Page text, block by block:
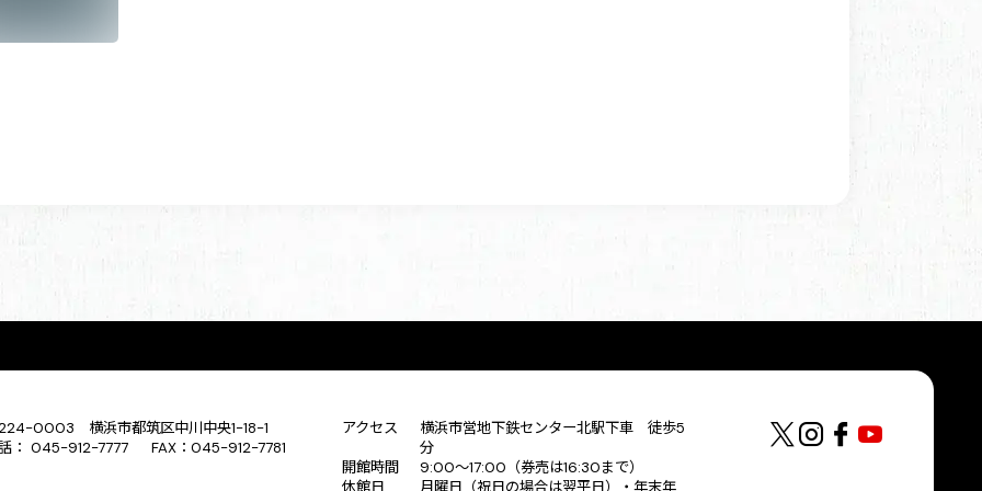
0003 横浜市都筑区中川中央1-18-1
： 045-912-7777 FAX：045-912-7781
アクセス
横浜市営地下鉄センター北駅下車 徒歩5
分
開館時間
9:00〜17:00（券売は16:30まで）